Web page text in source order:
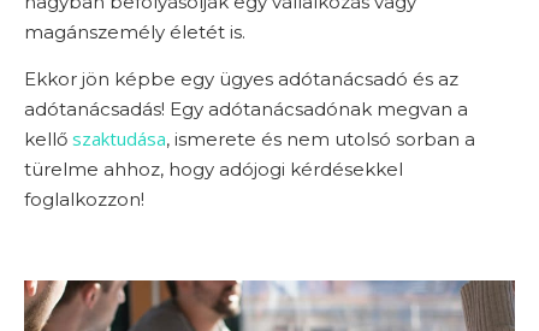
magánszemély életét is.
Ekkor jön képbe egy ügyes adótanácsadó és az
adótanácsadás! Egy adótanácsadónak megvan a
kellő szaktudása, ismerete és nem utolsó sorban a
türelme ahhoz, hogy adójogi kérdésekkel
foglalkozzon!